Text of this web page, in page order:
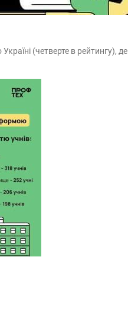
(четверте в рейтингу), де